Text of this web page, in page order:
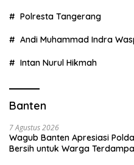
Polresta Tangerang
Andi Muhammad Indra
Intan Nurul Hikmah
Banten
7 Agustus 2026
Wagub Banten Apresiasi
Bersih untuk Warga